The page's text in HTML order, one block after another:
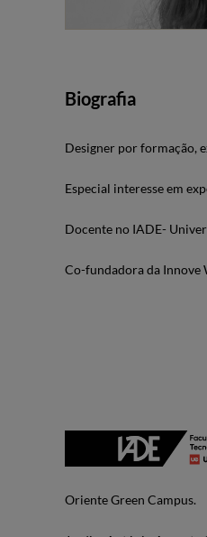
Biografia
Designer por formação,
Especial interesse em
Docente no IADE-
Co-fundadora da Innove
Oriente Green Campus.